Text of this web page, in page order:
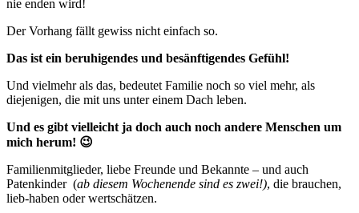
nie enden wird!
Der Vorhang fällt gewiss nicht einfach so.
Das ist ein beruhigendes und besänftigendes Gefühl!
Und vielmehr als das, bedeutet Familie noch so viel mehr, als
diejenigen, die mit uns unter einem Dach leben.
Und es gibt vielleicht ja doch auch noch andere Menschen um
mich herum! 😉
Familienmitglieder, liebe Freunde und Bekannte – und auch
Patenkinder (ab diesem Wochenende sind es zwei!), die brauchen,
lieb-haben oder wertschätzen.